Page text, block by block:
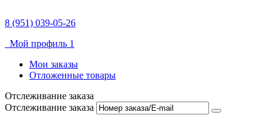
8 (951) 039-05-26
Мой профиль 1
Мои заказы
Отложенные товары
Отслеживание заказа
Отслеживание заказа